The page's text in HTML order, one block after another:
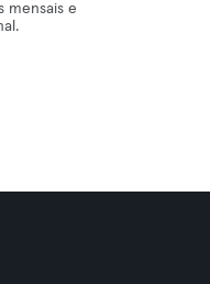
mensais e